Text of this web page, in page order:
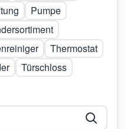
Pumpe
Thermostat
Türschloss